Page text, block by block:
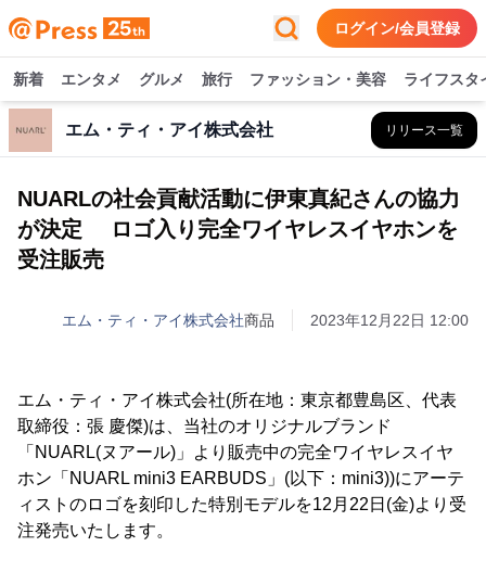
ログイン/会員登録
新着 エンタメ グルメ 旅行 ファッション・美容 ライフスタ
エム・ティ・アイ株式会社 リリース一覧
NUARLの社会貢献活動に伊東真紀さんの協力
が決定 ロゴ入り完全ワイヤレスイヤホンを
受注販売
エム・ティ・アイ株式会社商品 2023年12月22日 12:00
エム・ティ・アイ株式会社(所在地：東京都豊島区、代表
取締役：張 慶傑)は、当社のオリジナルブランド
「NUARL(ヌアール)」より販売中の完全ワイヤレスイヤ
ホン「NUARL mini3 EARBUDS」(以下：mini3))にアーテ
ィストのロゴを刻印した特別モデルを12月22日(金)より受
注発売いたします。